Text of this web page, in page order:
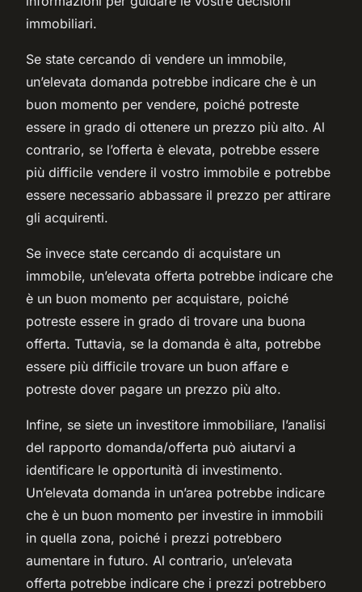
immobiliari.
Se state cercando di vendere un immobile,
un’elevata domanda potrebbe indicare che è un
buon momento per vendere, poiché potreste
essere in grado di ottenere un prezzo più alto. Al
contrario, se l’offerta è elevata, potrebbe essere
più difficile vendere il vostro immobile e potrebbe
essere necessario abbassare il prezzo per attirare
gli acquirenti.
Se invece state cercando di acquistare un
immobile, un’elevata offerta potrebbe indicare che
è un buon momento per acquistare, poiché
potreste essere in grado di trovare una buona
offerta. Tuttavia, se la domanda è alta, potrebbe
essere più difficile trovare un buon affare e
potreste dover pagare un prezzo più alto.
Infine, se siete un investitore immobiliare, l’analisi
del rapporto domanda/offerta può aiutarvi a
identificare le opportunità di investimento.
Un’elevata domanda in un’area potrebbe indicare
che è un buon momento per investire in immobili
in quella zona, poiché i prezzi potrebbero
aumentare in futuro. Al contrario, un’elevata
offerta potrebbe indicare che i prezzi potrebbero